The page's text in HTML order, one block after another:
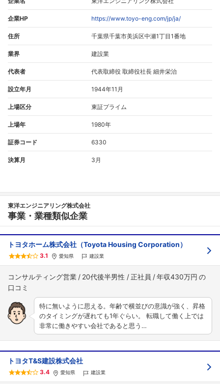
企業HP https://www.toyo-eng.com/jp/ja/
住所 千葉県千葉市美浜区中瀬1丁目1番地
業界 建設業
代表者 代表取締役 取締役社長 細井栄治
設立年月 1944年11月
上場区分 東証プライム
上場年 1980年
証券コード 6330
決算月 3月
東洋エンジニアリング株式会社
事業・業種類似企業
トヨタホーム株式会社（Toyota Housing Corporation）
3.1 愛知県 建設業
コンサルティング営業 20代後半男性 正社員 年収430万円
特に無いように思える。年齢で横並びの意識が強く、昇格
のタイミングが遅れても1年ぐらい。 転職して働く上では
非常に働きやすい会社であると思う…
トヨタT&S建設株式会社
3.4 愛知県 建設業